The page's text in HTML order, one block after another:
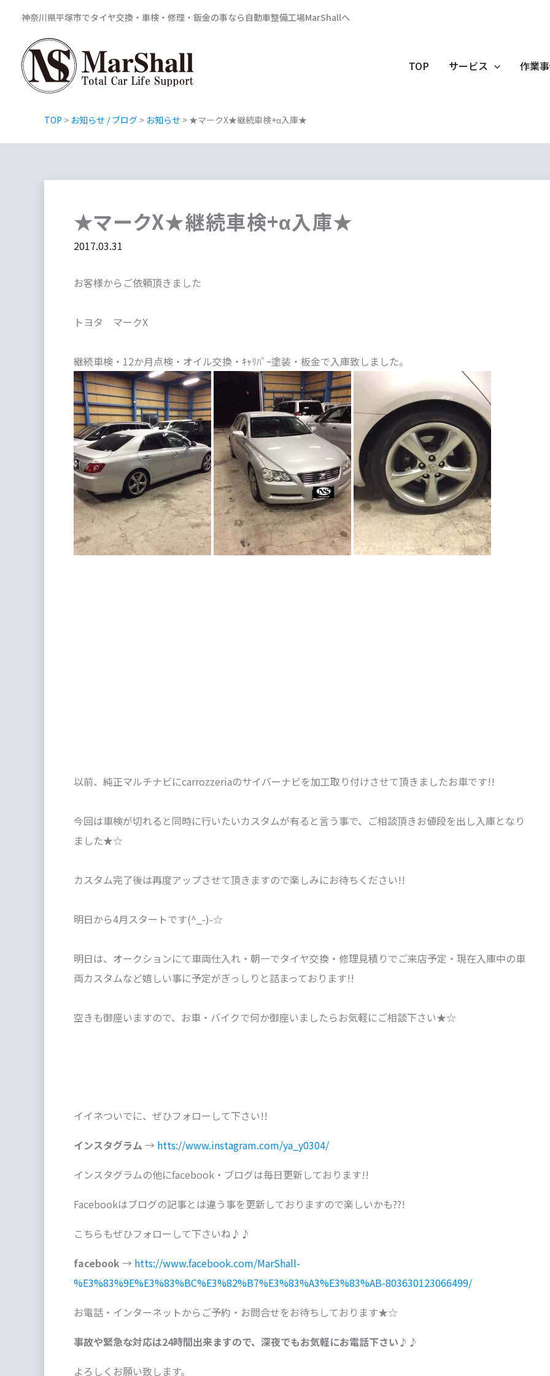
神奈川県平塚市でタイヤ交換・車検・修理・鈑金の事なら自動車整備工場MarShallへ
TOP サービス 作業
TOP > お知らせ / ブログ > お知らせ > ★マークX★継続車検+α入庫★
★マークX★継続車検+α入庫★
2017.03.31
お客様からご依頼頂きました
トヨタ マークX
継続車検・12か月点検・オイル交換・ｷｬﾘﾊﾟｰ塗装・板金で入庫致しました。
以前、純正マルチナビにcarrozzeriaのサイバーナビを加工取り付けさせて頂きましたお車です!!
今回は車検が切れると同時に行いたいカスタムが有ると言う事で、ご相談頂きお値段を出し入庫となり
ました★☆
カスタム完了後は再度アップさせて頂きますので楽しみにお待ちください!!
明日から4月スタートです(^_-)-☆
明日は、オークションにて車両仕入れ・朝一でタイヤ交換・修理見積りでご来店予定・現在入庫中の車
両カスタムなど嬉しい事に予定がぎっしりと詰まっております!!
空きも御座いますので、お車・バイクで何か御座いましたらお気軽にご相談下さい★☆
イイネついでに、ぜひフォローして下さい!!
インスタグラム → htts://www.instagram.com/ya_y0304/
インスタグラムの他にfacebook・ブログは毎日更新しております!!
Facebookはブログの記事とは違う事を更新しておりますので楽しいかも??!
こちらもぜひフォローして下さいね♪♪
facebook → htts://www.facebook.com/MarShall-
%E3%83%9E%E3%83%BC%E3%82%B7%E3%83%A3%E3%83%AB-803630123066499/
お電話・インターネットからご予約・お問合せをお待ちしております★☆
事故や緊急な対応は24時間出来ますので、深夜でもお気軽にお電話下さい♪♪
よろしくお願い致します。